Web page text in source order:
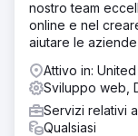
nostro team
online e nel
aiutare le
Attivo in:
Sviluppo web,
Servizi relativi
Qualsiasi